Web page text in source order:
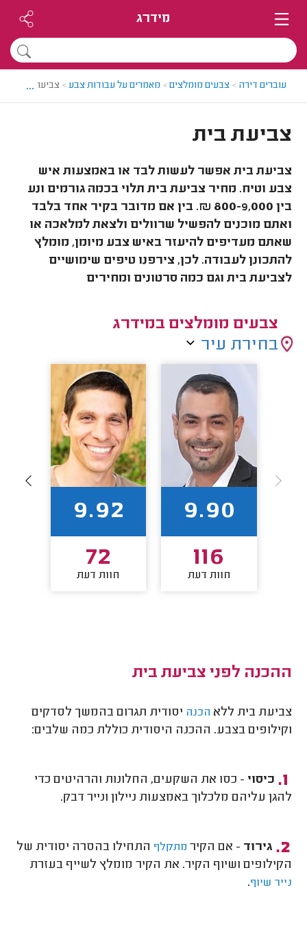
מידרג
עוברים דירה > צבעים מומלצים> מאמרים על עבודות צבע> צביעת בית
...
צביעת בית
צביעת בית אפשר לעשות לבד או באמצעות איש
צבע וטיח. מחיר צביעת בית תלוי בכמה גורמים ונע
בין 800-9,000 ₪. בין אם מדובר בקיר אחד בלבד
ואתם מוכנים להפשיל שרוולים ולצאת למלאכה או
שאתם מעדיפים להיעזר באיש צבע מיומן, מומלץ
להתכונן לעבודה. לכן, צירפנו טיפים שימושיים
לצביעת בית וגם כמה סרטונים ומחירים
צבעים מומלצים במידרג
בחירת עיר
9.90
116
חוות דעת
9.92
72
חוות דעת
ההכנה לפני צביעת בית
צביעת בית ללא הכנה יסודית תגרום בהמשך לסדקים
וקילופים בצבע. ההכנה היסודית כוללת כמה שלבים:
כיסוי - כסו את השקעים, החלונות והרהיטים כדי
להגן עליהם מלכלוך באמצעות ניילון ונייר דבק.
גירוד - אם הקיר מתקלף התחילו בהסרה יסודית של
הקילופים ושיוף הקיר. את הקיר מומלץ לשייף בעזרת
נייר שיוף.